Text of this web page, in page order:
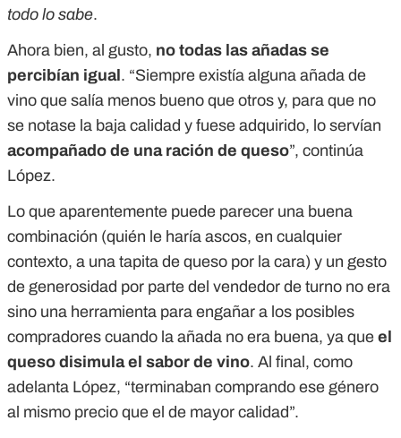
todo lo sabe.
Ahora bien, al gusto, no todas las añadas se
percibían igual . “Siempre existía alguna añada de
vino que salía menos bueno que otros y, para que no
se notase la baja calidad y fuese adquirido, lo servían
acompañado de una ración de queso”, continúa
López.
Lo que aparentemente puede parecer una buena
combinación (quién le haría ascos, en cualquier
contexto, a una tapita de queso por la cara) y un gesto
de generosidad por parte del vendedor de turno no era
sino una herramienta para engañar a los posibles
compradores cuando la añada no era buena, ya que el
queso disimula el sabor de vino. Al final, como
adelanta López, “terminaban comprando ese género
al mismo precio que el de mayor calidad”.